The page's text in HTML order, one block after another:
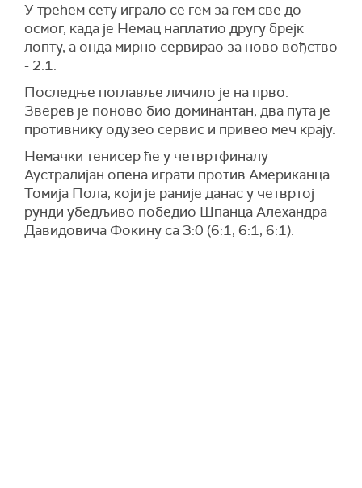
У трећем сету играло се гем за гем све до
осмог, када је Немац наплатио другу брејк
лопту, а онда мирно сервирао за ново вођство
- 2:1.
Последње поглавље личило је на прво.
Зверев је поново био доминантан, два пута је
противнику одузео сервис и привео меч крају.
Немачки тенисер ће у четвртфиналу
Аустралијан опена играти против Американца
Томија Пола, који је раније данас у четвртој
рунди убедљиво победио Шпанца Алехандра
Давидовича Фокину са 3:0 (6:1, 6:1, 6:1).